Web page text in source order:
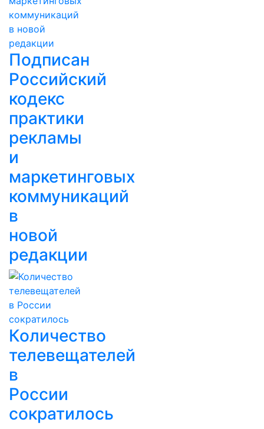
Подписан
Российский
кодекс
практики
рекламы
и
маркетинговых
коммуникаций
в
новой
редакции
Количество
телевещателей
в
России
сократилось